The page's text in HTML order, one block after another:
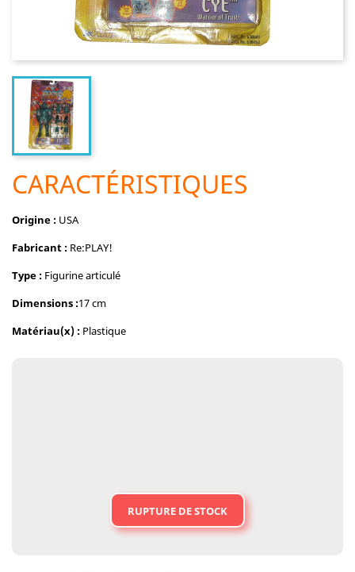
CARACTÉRISTIQUES
Origine : USA
Fabricant : Re:PLAY!
Type : Figurine articulé
Dimensions :17 cm
Matériau(x) : Plastique
RUPTURE DE STOCK